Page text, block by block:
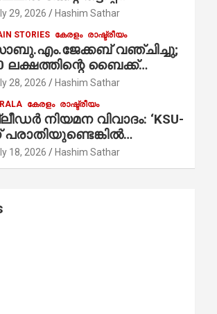
29, 2026 Hashim Sathar
STORIES കേരളം രാഷ്ട്രീയം
വഞ്ചിച്ചു;
ലക്ഷത്തിന്റെ ബൈക്ക്
തൃക്കാക്കരയില്‍
പ്രചാരണത്തിന്
രണ്ടുപേര്‍ മാത്രമാണ്
സാബുവിന്റേത്
നേട്ടത്തിനുള്ള
ഇപ്പോള്‍ ഫോണ്‍
എടുക്കില്ല;
തുറന്നടിച്ച്
മാരാര്‍ ട്വന്റി 20 വിട്ടു
28, 2026 Hashim Sathar
കേരളം രാഷ്ട്രീയം
നിയമന വിവാദം: ‘KSU-
പരാതിയുണ്ടെങ്കിൽ
രമേശ്
18, 2026 Hashim Sathar